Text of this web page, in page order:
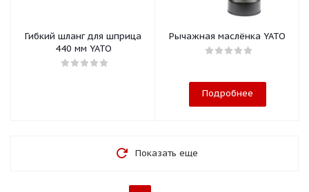
Гибкий шланг для шприца
440 мм YATO
Рычажная маслёнка YATO
Подробнее
Показать еще